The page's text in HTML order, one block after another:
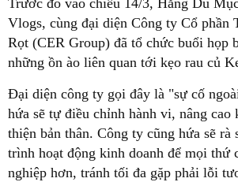
Trước đó vào chiều 14/3, Hằng Du
Vlogs, cùng đại diện Công ty Cổ phần
Rọt (CER Group) đã tổ chức buổi họp
những ồn ào liên quan tới kẹo rau củ
Đại diện công ty gọi đây là "sự cố
hứa sẽ tự điều chỉnh hành vi, nâng cao
thiện bản thân. Công ty cũng hứa sẽ rà
trình hoạt động kinh doanh để mọi thứ
nghiệp hơn, tránh tối đa gặp phải lỗi